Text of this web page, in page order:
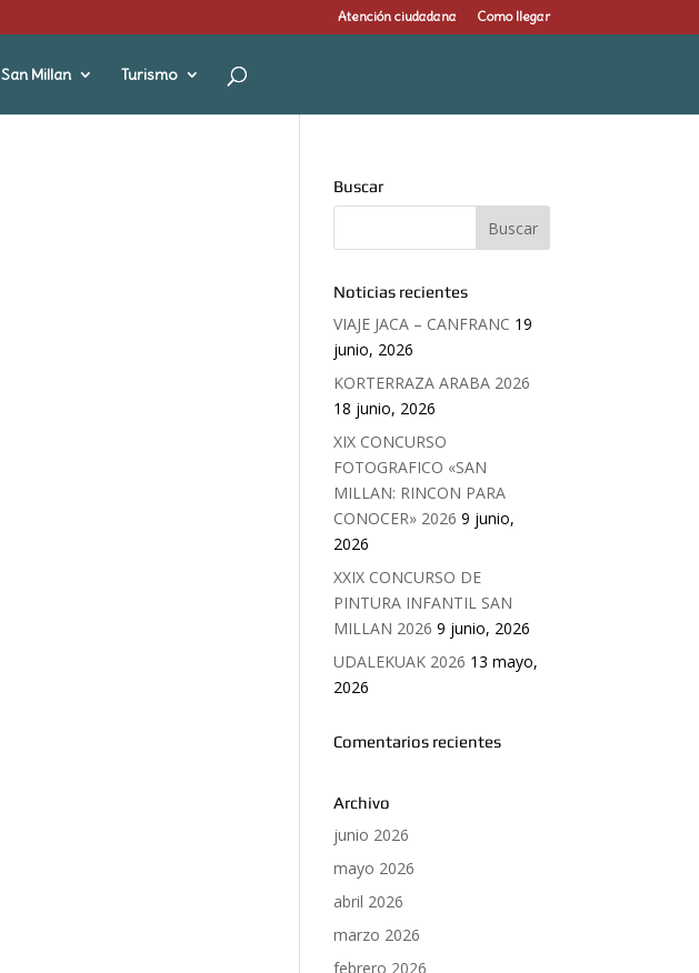
Atención ciudadana Como llegar
San Millan Turismo
Buscar
Noticias recientes
VIAJE JACA – CANFRANC 19
junio, 2026
KORTERRAZA ARABA 2026
18 junio, 2026
XIX CONCURSO
FOTOGRAFICO «SAN
MILLAN: RINCON PARA
CONOCER» 2026 9 junio,
2026
XXIX CONCURSO DE
PINTURA INFANTIL SAN
MILLAN 2026 9 junio, 2026
UDALEKUAK 2026 13 mayo,
2026
Comentarios recientes
Archivo
junio 2026
mayo 2026
abril 2026
marzo 2026
febrero 2026